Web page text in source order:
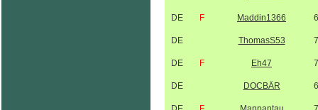
DE F Maddin1366
DE ThomasS53
DE F Eh47
DE DOCBÄR